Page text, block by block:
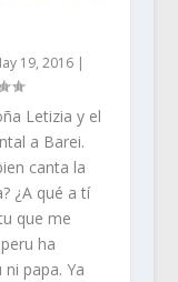
19, 2016|
Letizia y el
a Barei.
canta la
¿A qué a tí
que me
ha
papa. Ya